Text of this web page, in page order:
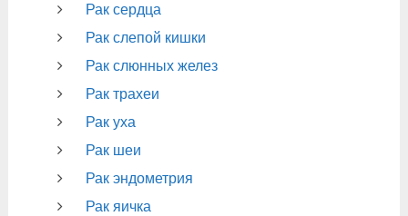
Рак сердца
Рак слепой кишки
Рак слюнных желез
Рак трахеи
Рак уха
Рак шеи
Рак эндометрия
Рак яичка